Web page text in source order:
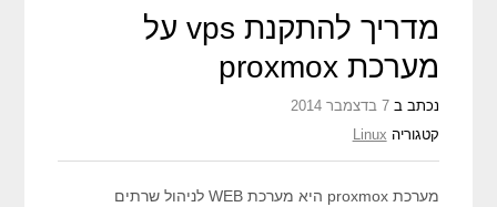
מדריך להתקנת vps על
מערכת proxmox
נכתב ב7 בדצמבר 2014
קטגוריה Linux
מערכת proxmox היא מערכת WEB לניהול שרתים